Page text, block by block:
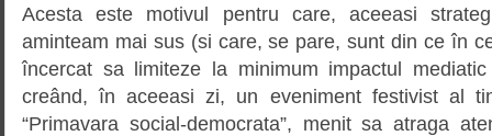
Acesta este motivul pentru care, aceeasi
aminteam mai sus (si care, se pare, sunt din ce în
încercat sa limiteze la minimum impactul
creând, în aceeasi zi, un eveniment festivist al
“Primavara social-democrata”, menit sa atraga